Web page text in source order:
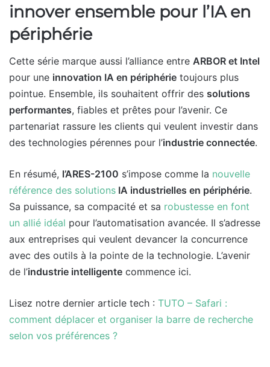
innover ensemble pour l’IA en
périphérie
Cette série marque aussi l’alliance entre ARBOR et Intel
pour une innovation IA en périphérie toujours plus
pointue. Ensemble, ils souhaitent offrir des solutions
performantes, fiables et prêtes pour l’avenir. Ce
partenariat rassure les clients qui veulent investir dans
des technologies pérennes pour l’industrie connectée.
En résumé, l’ARES-2100 s’impose comme la nouvelle
référence des solutions IA industrielles en périphérie.
Sa puissance, sa compacité et sa robustesse en font
un allié idéal pour l’automatisation avancée. Il s’adresse
aux entreprises qui veulent devancer la concurrence
avec des outils à la pointe de la technologie. L’avenir
de l’industrie intelligente commence ici.
Lisez notre dernier article tech : TUTO – Safari :
comment déplacer et organiser la barre de recherche
selon vos préférences ?